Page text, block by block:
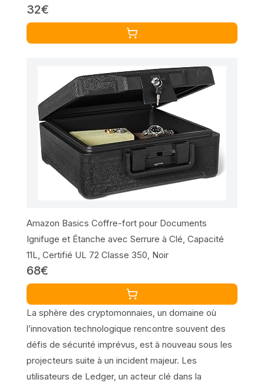
19,6 x 26,7 cm)
32€
Amazon Basics Coffre-fort pour Documents
Ignifuge et Étanche avec Serrure à Clé, Capacité
11L, Certifié UL 72 Classe 350, Noir
68€
La sphère des cryptomonnaies, un domaine où
l’innovation technologique rencontre souvent des
défis de sécurité imprévus, est à nouveau sous les
projecteurs suite à un incident majeur. Les
utilisateurs de Ledger, un acteur clé dans la